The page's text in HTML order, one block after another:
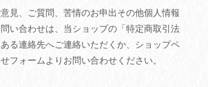
見、ご質問、苦情のお申出その他個人情報
い合わせは、当ショップの「特定商取引法
る連絡先へご連絡いただくか、ショップペ
フォームよりお問い合わせください。